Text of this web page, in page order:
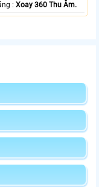
️ƒ Chức Năng :Xoay 360 Thu Âm.